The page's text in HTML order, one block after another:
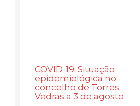
COVID-19: Situação
epidemiológica no
concelho de Torres
Vedras a 3 de agosto